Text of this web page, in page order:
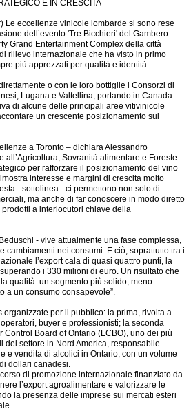
E IN CRESCITA
Le eccellenze vinicole lombarde si sono rese
dell’evento 'Tre Bicchieri' del Gambero
Grand Entertainment Complex della città
rilievo internazionale che ha visto in primo
più apprezzati per qualità e identità
o con le loro bottiglie i Consorzi di
Lugana e Valtellina, portando in Canada
di alcune delle principali aree vitivinicole
un crescente posizionamento sui
a Toronto – dichiara Alessandro
all’Agricoltura, Sovranità alimentare e Foreste -
per rafforzare il posizionamento del vino
interesse e margini di crescita molto
- sottolinea - ci permettono non solo di
ma anche di far conoscere in modo diretto
prodotti a interlocutori chiave della
- vive attualmente una fase complessa,
cambiamenti nei consumi. E ciò, soprattutto tra i
l’export cala di quasi quattro punti, la
i 330 milioni di euro. Un risultato che
qualità: un segmento più solido, meno
a un consumo consapevole”.
organizzate per il pubblico: la prima, rivolta a
buyer e professionisti; la seconda
Board of Ontario (LCBO), uno dei più
del settore in Nord America, responsabile
e vendita di alcolici in Ontario, con un volume
dollari canadesi.
di promozione internazionale finanziato da
l’export agroalimentare e valorizzare le
la presenza delle imprese sui mercati esteri